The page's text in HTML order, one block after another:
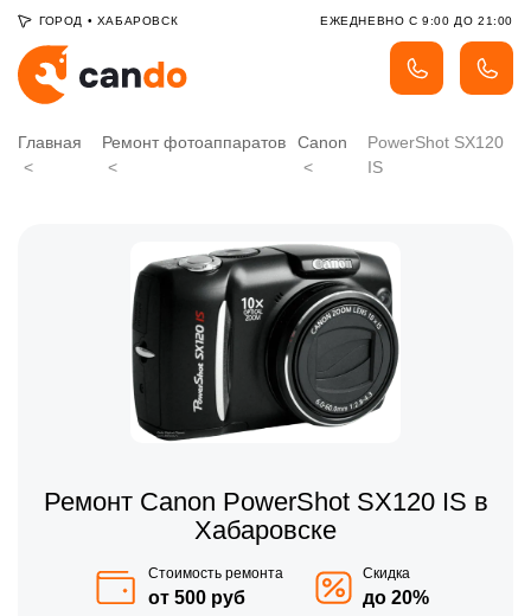
ГОРОД • ХАБАРОВСК ЕЖЕДНЕВНО С 9:00 ДО 21:00
Главная Ремонт фотоаппаратов Canon
PowerShot SX120
IS
Ремонт Canon PowerShot SX120 IS в
Хабаровске
Стоимость ремонта
от 500 руб
Скидка
до 20%